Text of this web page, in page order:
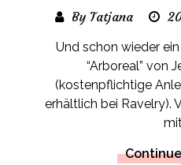
By Tatjana
Und schon wieder
“Arboreal” von
(kostenpflichtige
erhältlich bei Ravelry).